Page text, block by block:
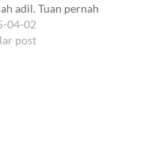
adil. Tuan pernah
buku Naomi Klein
sampulnya hitam
04-02
post